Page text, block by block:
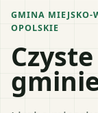
GMINA MIEJSKO-
OPOLSKIE